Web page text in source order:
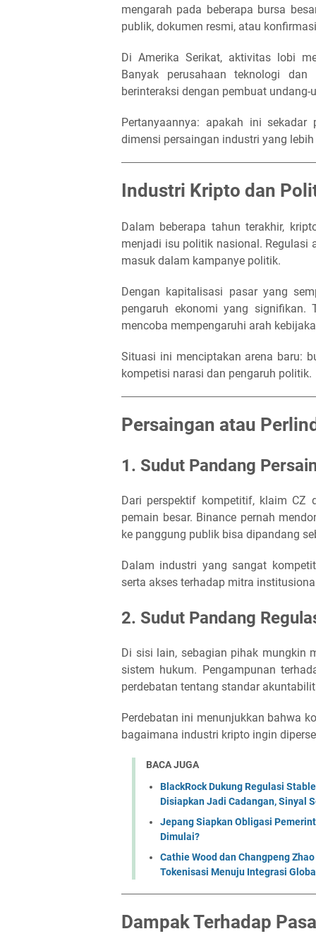
mengarah pada beberapa bursa
publik, dokumen resmi, atau
Di Amerika Serikat, aktivitas lobi
Banyak perusahaan teknologi
berinteraksi dengan pembuat undang-
Pertanyaannya: apakah ini
dimensi persaingan industri yang
Industri Kripto dan
Dalam beberapa tahun terakhir,
menjadi isu politik nasional. Regulasi
masuk dalam kampanye politik.
Dengan kapitalisasi pasar yang
pengaruh ekonomi yang signifikan.
mencoba mempengaruhi arah
Situasi ini menciptakan arena baru:
kompetisi narasi dan pengaruh politik.
Persaingan atau
1. Sudut Pandang
Dari perspektif kompetitif, klaim CZ
pemain besar. Binance pernah
ke panggung publik bisa dipandang
Dalam industri yang sangat
serta akses terhadap mitra
2. Sudut Pandang
Di sisi lain, sebagian pihak mungkin
sistem hukum. Pengampunan
perdebatan tentang standar
Perdebatan ini menunjukkan bahwa
bagaimana industri kripto ingin
BACA JUGA
BlackRock Dukung Regulasi
Disiapkan Jadi Cadangan, Sinyal
Jepang Siapkan Obligasi
Dimulai?
Cathie Wood dan Changpeng
Tokenisasi Menuju Integrasi
Dampak Terhadap